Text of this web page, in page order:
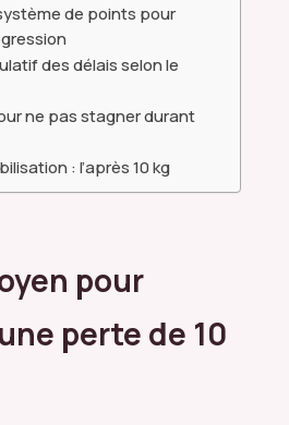
de points pour
des délais selon le
ne pas stagner durant
: l’après 10 kg
pour
perte de 10